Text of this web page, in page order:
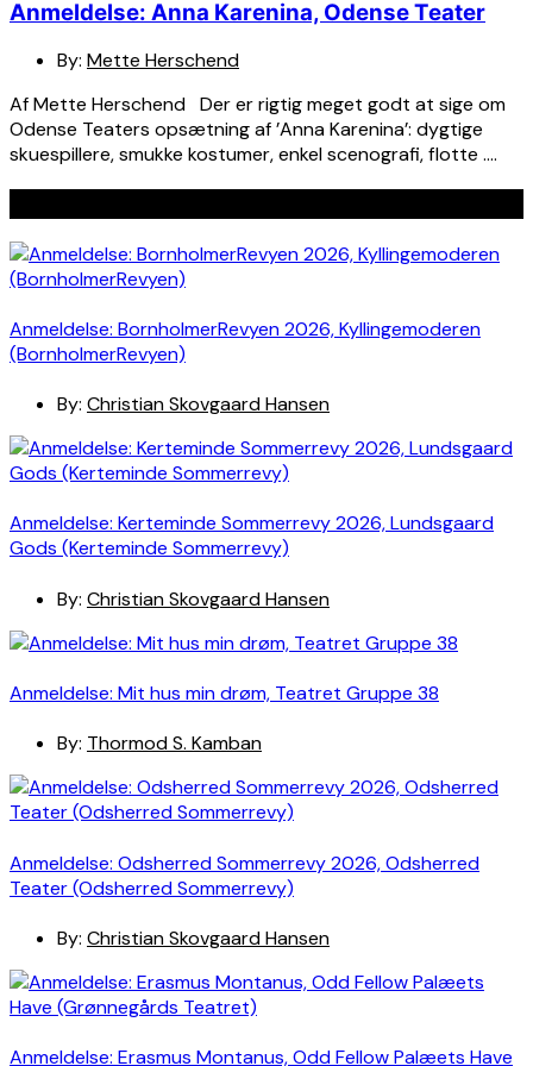
Anmeldelse: Anna Karenina, Odense Teater
By: Mette Herschend
Af Mette Herschend Der er rigtig meget godt at sige om
Odense Teaters opsætning af ’Anna Karenina’: dygtige
skuespillere, smukke kostumer, enkel scenografi, flotte ….
Anmeldelse: BornholmerRevyen 2026, Kyllingemoderen
(BornholmerRevyen)
By: Christian Skovgaard Hansen
Anmeldelse: Kerteminde Sommerrevy 2026, Lundsgaard
Gods (Kerteminde Sommerrevy)
By: Christian Skovgaard Hansen
Anmeldelse: Mit hus min drøm, Teatret Gruppe 38
By: Thormod S. Kamban
Anmeldelse: Odsherred Sommerrevy 2026, Odsherred
Teater (Odsherred Sommerrevy)
By: Christian Skovgaard Hansen
Anmeldelse: Erasmus Montanus, Odd Fellow Palæets Have